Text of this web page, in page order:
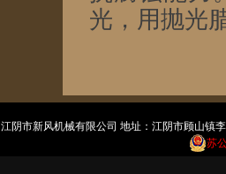
光，用抛光
江阴市新风机械有限公司 地址：江阴市顾山镇
苏